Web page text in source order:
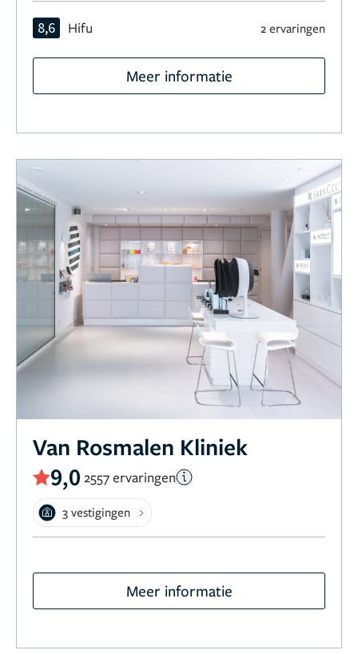
8,6 Hifu 2 ervaringen
Meer informatie
Van Rosmalen Kliniek
9,0 2557 ervaringen
3 vestigingen
Meer informatie